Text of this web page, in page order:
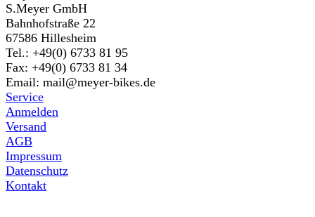
S.Meyer GmbH
Bahnhofstraße 22
67586 Hillesheim
Tel.: +49(0) 6733 81 95
Fax: +49(0) 6733 81 34
Email: mail@meyer-bikes.de
Service
Anmelden
Versand
AGB
Impressum
Datenschutz
Kontakt